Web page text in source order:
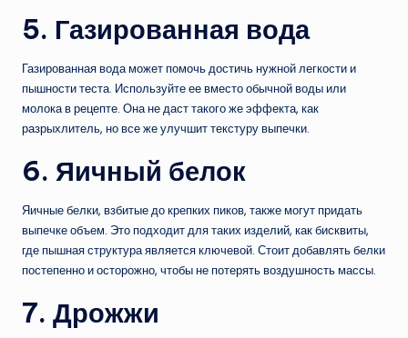
5. Газированная вода
Газированная вода может помочь достичь нужной легкости и
пышности теста. Используйте ее вместо обычной воды или
молока в рецепте. Она не даст такого же эффекта, как
разрыхлитель, но все же улучшит текстуру выпечки.
6. Яичный белок
Яичные белки, взбитые до крепких пиков, также могут придать
выпечке объем. Это подходит для таких изделий, как бисквиты,
где пышная структура является ключевой. Стоит добавлять белки
постепенно и осторожно, чтобы не потерять воздушность массы.
7. Дрожжи